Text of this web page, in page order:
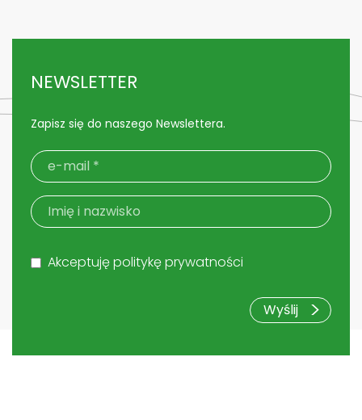
NEWSLETTER
Zapisz się do naszego Newslettera.
Akceptuję politykę prywatności